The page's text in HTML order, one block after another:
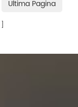
Ultima Pagina